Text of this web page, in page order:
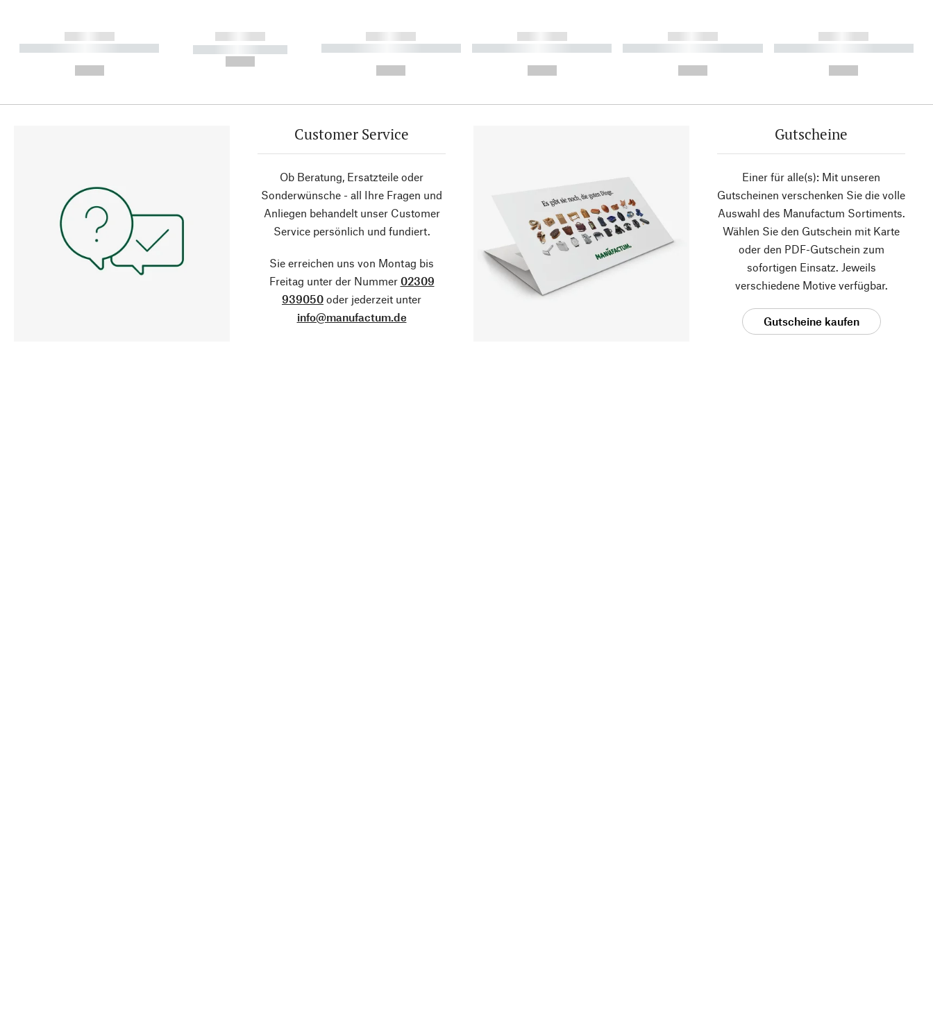
------------
----------- ----------- ----------
------------
----------- -----------
------------
----------- ----------- ----------
------------
----------- ----------- ----------
------------
----------- ----------- ----------
------------
----------- ----------- ----------
Customer Service
Ob Beratung, Ersatzteile oder
Sonderwünsche - all Ihre Fragen und
Anliegen behandelt unser Customer
Service persönlich und fundiert.
Sie erreichen uns von Montag bis
Freitag unter der Nummer 02309
939050 oder jederzeit unter
info@manufactum.de
Gutscheine
Einer für alle(s): Mit unseren
Gutscheinen verschenken Sie die volle
Auswahl des Manufactum Sortiments.
Wählen Sie den Gutschein mit Karte
oder den PDF-Gutschein zum
sofortigen Einsatz. Jeweils
verschiedene Motive verfügbar.
Gutscheine kaufen